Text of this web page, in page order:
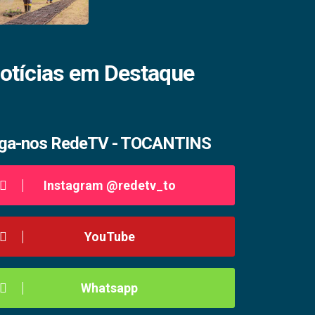
em Destaque
nos RedeTV - TOCANTINS
Instagram @redetv_to
YouTube
Whatsapp